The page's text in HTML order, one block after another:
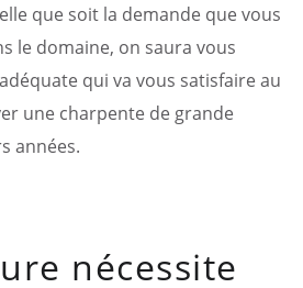
que soit la demande que vous
le domaine, on saura vous
qui va vous satisfaire au
une charpente de grande
années.
nécessite